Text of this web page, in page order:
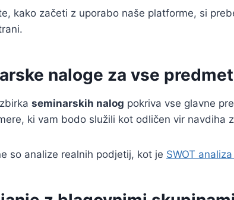
kako začeti z uporabo naše platforme, si
naloge za vse
seminarskih nalog pokriva vse glavne
ki vam bodo služili kot odličen vir navdiha
so analize realnih podjetij, kot je SWOT